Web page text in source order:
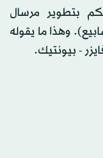
بتطوير مرسال
وهذا ما يقوله
- بيونتيك.